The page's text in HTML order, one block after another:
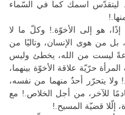
ليتقدّس اسمك كما في السّماء
هو إلى الأخوّة.! وكلّ ما لا
من هوى الإنسان، وتاليًا من
ليست من الله، يخطئ وليس
حرّيّة علاقة الأخوّة بينهما،
ولا يتحرّر أحدٌ منهما من نفسه،
للآخر، من أجل الخلاص.! مع
إلّلا قضيّة المسيح.!